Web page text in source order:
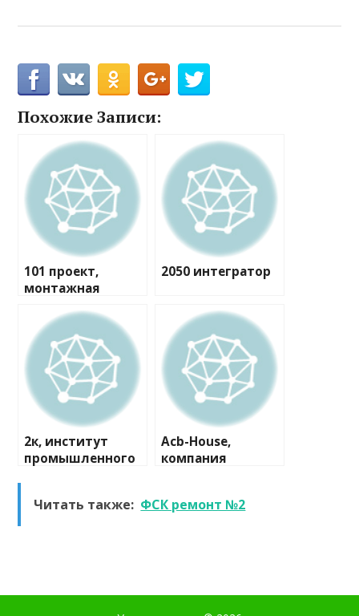
Похожие Записи:
101 проект,
монтажная
2050 интегратор
2к, институт
промышленного
Acb-House,
компания
Читать также: ФСК ремонт №2